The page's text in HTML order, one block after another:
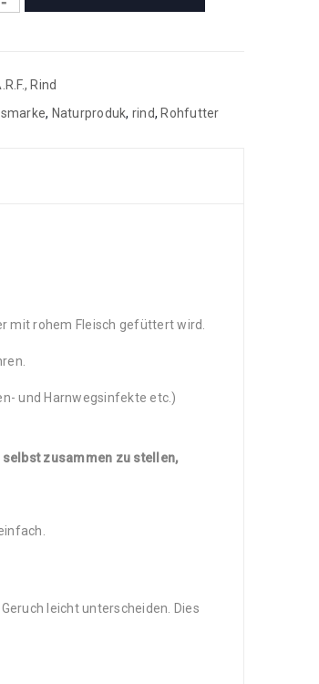
, Rind
, Naturproduk, rind, Rohfutter
mit rohem Fleisch gefüttert wird.
und Harnwegsinfekte etc.)
zusammen zu stellen,
leicht unterscheiden. Dies